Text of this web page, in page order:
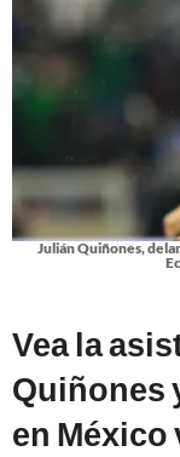
Julián Quiñones,
Vea la
Quiñones
en México